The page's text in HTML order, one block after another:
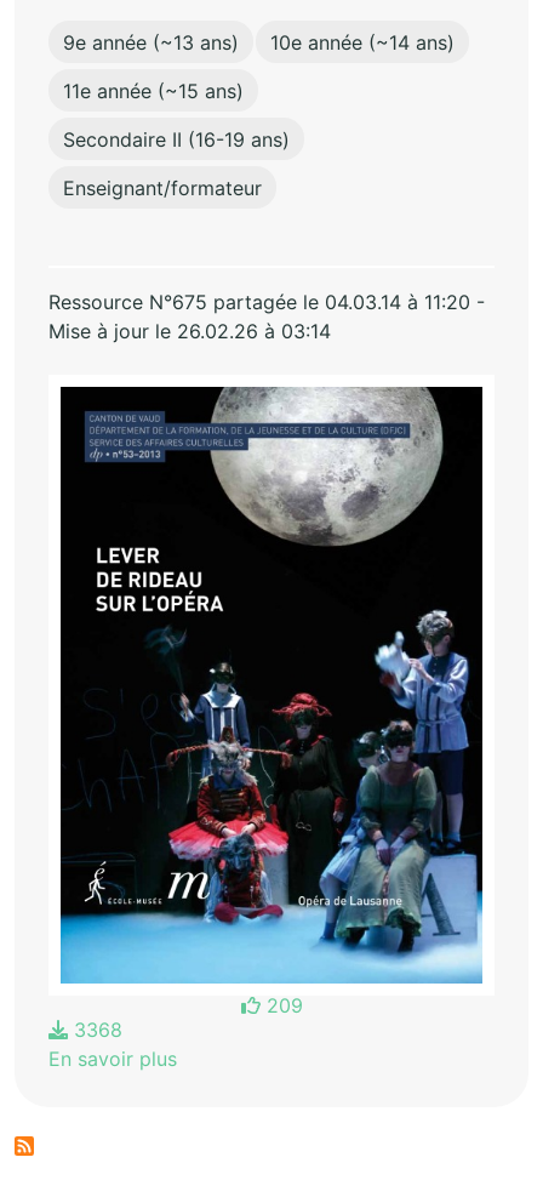
9e année (~13 ans)
10e année (~14 ans)
11e année (~15 ans)
Secondaire II (16-19 ans)
Enseignant/formateur
Ressource N°675 partagée le 04.03.14 à 11:20 -
Mise à jour le 26.02.26 à 03:14
209
3368
En savoir plus